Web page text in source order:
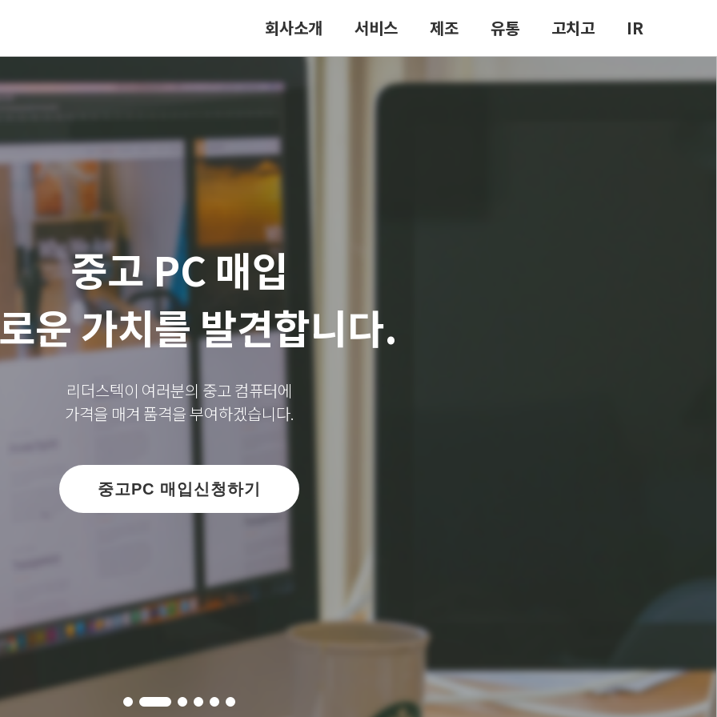
회사소개 서비스 제조 유통 고치고 IR
고는 소비자에게 편의를
에게 효율을 제공합니다.
더 알아보기
Cradle to Grave
과 부품의 요람에서 무덤까지
자제품 부품의 판매, 물류, 설치, 수리, 재활용, 회수, 폐기 등
의 과정을 통해 우리의 편리하고 풍요로운 삶을 추구합니다.
중고 PC 매입
운 가치를 발견합니다.
리더스텍이 여러분의 중고 컴퓨터에
가격을 매겨 품격을 부여하겠습니다.
중고PC 매입신청하기
더 알아보기
더 알아보기
더 알아보기
더 알아보기